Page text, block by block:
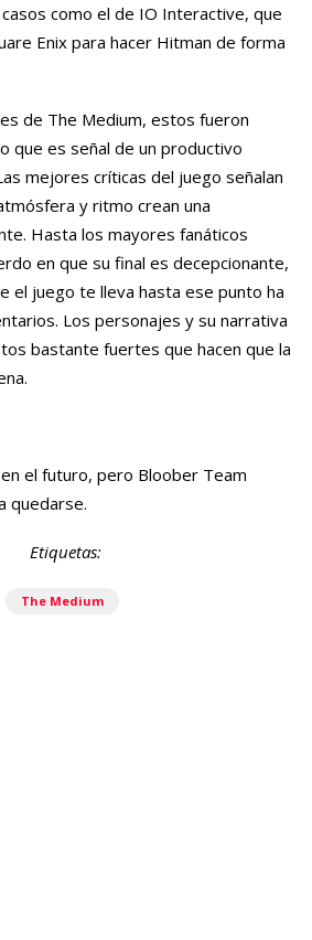
como el de IO Interactive, que
Enix para hacer Hitman de forma
de The Medium, estos fueron
que es señal de un productivo
mejores críticas del juego señalan
y ritmo crean una
Hasta los mayores fanáticos
en que su final es decepcionante,
el juego te lleva hasta ese punto ha
Los personajes y su narrativa
bastante fuertes que hacen que la
el futuro, pero Bloober Team
quedarse.
Etiquetas:
The Medium